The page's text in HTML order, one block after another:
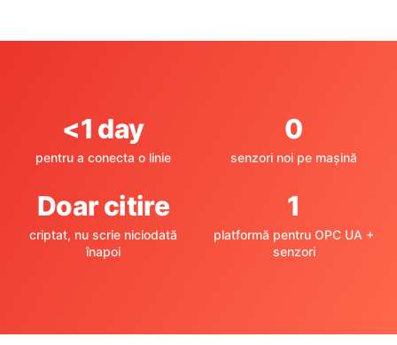
<1 day
pentru a conecta o linie
0
senzori noi pe mașină
Doar citire
criptat, nu scrie niciodată
înapoi
1
platformă pentru OPC UA +
senzori